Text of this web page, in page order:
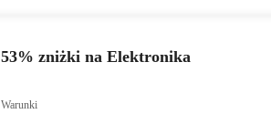
53% zniżki na Elektronika
Warunki